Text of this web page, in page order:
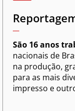
São 16 anos
nacionais de
na produção,
para as mais
impresso e